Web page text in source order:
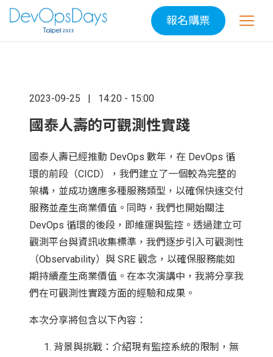
報名購票
2023-09-25 14:20 - 15:00
國泰人壽的可觀測性實踐
國泰人壽已經推動 DevOps 數年，在 DevOps 循
環的前段（CICD），我們建立了一個較為完整的
架構，並成功適應多種服務類型，以確保快速交付
服務並產生商業價值。同時，我們也開始關注
DevOps 循環的後段，即維運與監控。透過建立可
觀測平台與資訊收集標準，我們逐步引入可觀測性
（Observability）與 SRE 觀念，以確保服務能如
期持續產生商業價值。在本次演講中，我將分享我
們在可觀測性實踐方面的經驗和成果。
本次分享將包含以下內容：
背景與挑戰：介紹現有監控系統的限制，無